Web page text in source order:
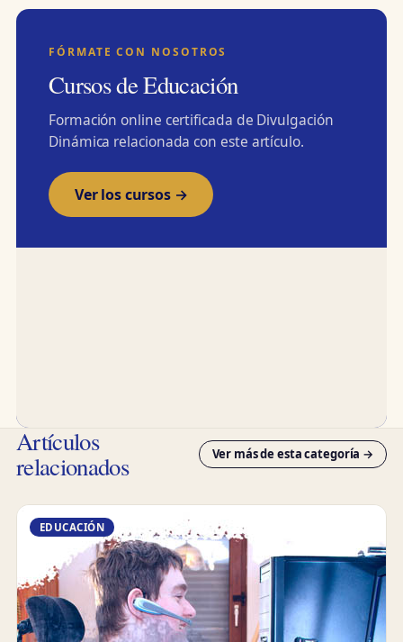
FÓRMATE CON NOSOTROS
Cursos de Educación
Formación online certificada de Divulgación
Dinámica relacionada con este artículo.
Ver los cursos →
Artículos
relacionados Ver más de esta categoría →
EDUCACIÓN